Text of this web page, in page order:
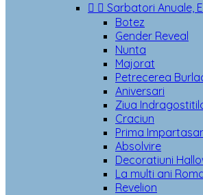
  Sarbatori Anuale,
Botez
Gender Reveal
Nunta
Majorat
Petrecerea
Aniversari
Ziua
Craciun
Prima
Absolvire
Decoratiuni
La multi ani
Revelion